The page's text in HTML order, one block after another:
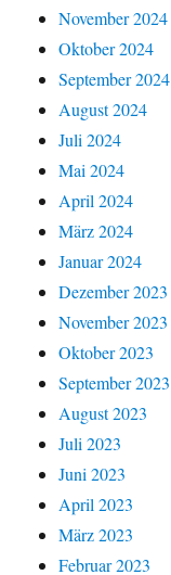
November 2024
Oktober 2024
September 2024
August 2024
Juli 2024
Mai 2024
April 2024
März 2024
Januar 2024
Dezember 2023
November 2023
Oktober 2023
September 2023
August 2023
Juli 2023
Juni 2023
April 2023
März 2023
Februar 2023